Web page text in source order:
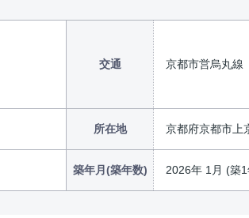
交通 京都市営烏丸線
所在地 京都府京都市上
築年月(築年数) 2026年 1月 (築